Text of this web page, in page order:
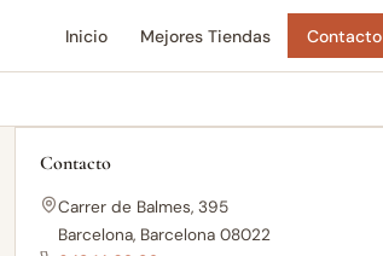
Inicio Mejores Tiendas Contacto
Contacto
Carrer de Balmes, 395
Barcelona, Barcelona 08022